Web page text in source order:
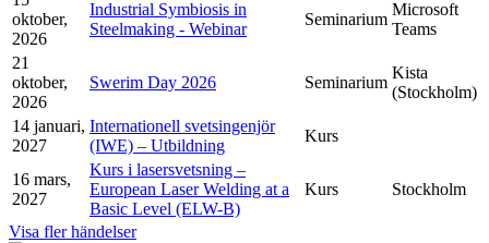
oktober,
2026
Industrial Symbiosis in
Steelmaking - Webinar
Seminarium
Microsoft
Teams
21
oktober,
2026
Swerim Day 2026 Seminarium
Kista
(Stockholm)
14 januari,
2027
Internationell svetsingenjör
(IWE) – Utbildning
Kurs
16 mars,
2027
Kurs i lasersvetsning –
European Laser Welding at a
Basic Level (ELW-B)
Kurs Stockholm
Visa fler händelser